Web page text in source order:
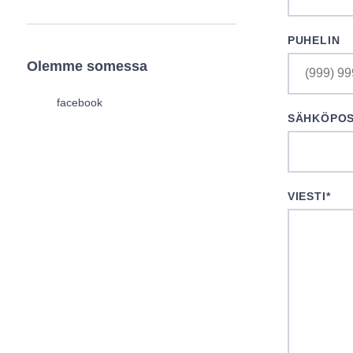
Olemme somessa
facebook
PUHELIN
VIESTI*